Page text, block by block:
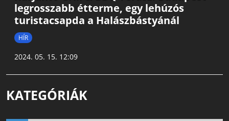
legrosszabb étterme, egy lehúzós
turistacsapda a Halászbástyánál
HÍR
2024. 05. 15. 12:09
KATEGÓRIÁK